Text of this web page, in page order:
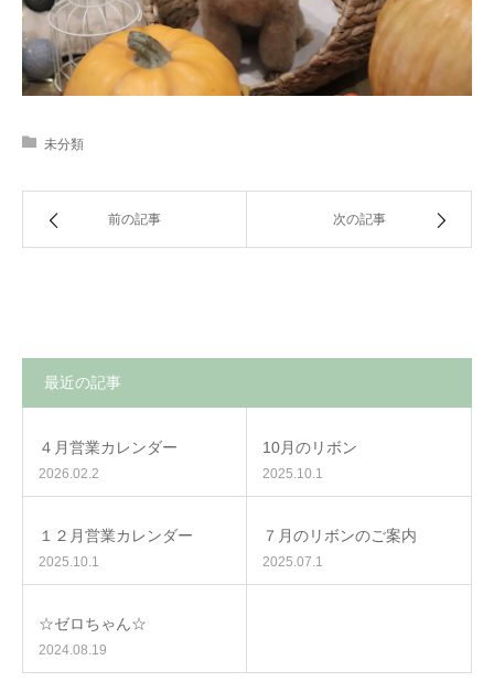
未分類
前の記事 次の記事
最近の記事
４月営業カレンダー
2026.02.2
10月のリボン
2025.10.1
１２月営業カレンダー
2025.10.1
７月のリボンのご案内
2025.07.1
☆ゼロちゃん☆
2024.08.19